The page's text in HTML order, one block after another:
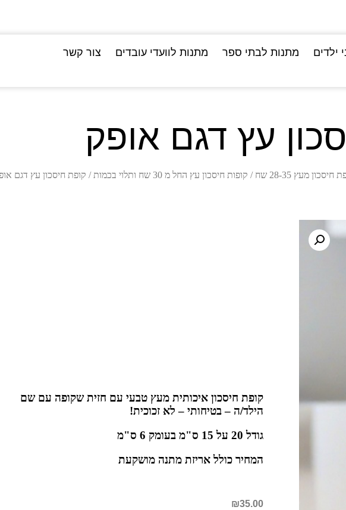
ילדים מתנות לבתי ספר מתנות לוועדי עובדים צור קשר
עץ דגם אופק
חיסכון מעץ 28-35 שח / קופות חיסכון עץ החל מ 30 שח ותלוי בכמות / קופת חיסכון עץ דגם
קופת חיסכון איכותית מעץ טבעי עם חזית שקופה עם שם
הילד/ה – בטיחותי – לא זכוכית!
גודל 20 על 15 ס"מ בעומק 6 ס"מ
המחיר כולל אריזת מתנה מושקעת
₪35.00